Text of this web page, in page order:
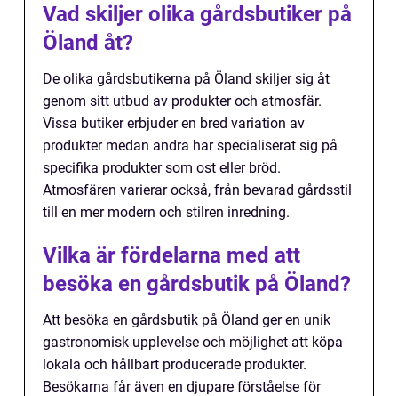
Vad skiljer olika gårdsbutiker på
Öland åt?
De olika gårdsbutikerna på Öland skiljer sig åt
genom sitt utbud av produkter och atmosfär.
Vissa butiker erbjuder en bred variation av
produkter medan andra har specialiserat sig på
specifika produkter som ost eller bröd.
Atmosfären varierar också, från bevarad gårdsstil
till en mer modern och stilren inredning.
Vilka är fördelarna med att
besöka en gårdsbutik på Öland?
Att besöka en gårdsbutik på Öland ger en unik
gastronomisk upplevelse och möjlighet att köpa
lokala och hållbart producerade produkter.
Besökarna får även en djupare förståelse för